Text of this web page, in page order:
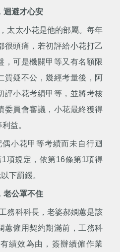
迴避才心安
太太小花是他的部屬。每年
很頭痛，若初評給小花打乙
，可是機關甲等又有名額限
質疑不公，幾經考量後，阿
評小花考績甲等，並將考核
委員會審議，小花最終獲得
益。
小花甲等考績而未自行迴
項規定，依第16條第1項得
下罰鍰。
老公罩不住
務科科長，老婆郝嫻蕙是該
蕙僱用契約期滿前，工務科
績效為由，簽辦續僱作業